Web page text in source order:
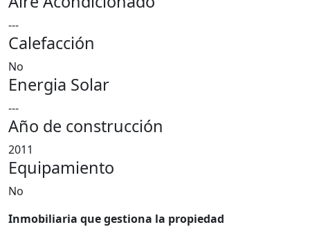
---
Calefacción
No
Energia Solar
---
Año de construcción
2011
Equipamiento
No
Inmobiliaria que gestiona la propiedad